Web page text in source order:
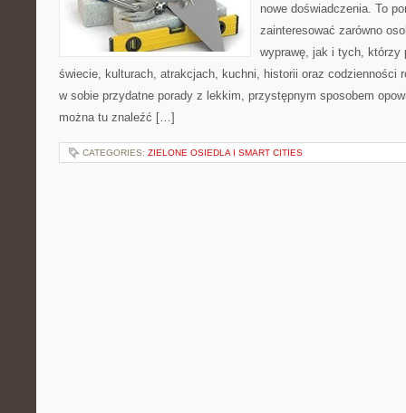
nowe doświadczenia. To
zainteresować zarówno
wyprawę, jak i tych, którzy
świecie, kulturach, atrakcjach, kuchni, historii oraz codzienności
w sobie przydatne porady z lekkim, przystępnym sposobem
można tu znaleźć […]
CATEGORIES: ZIELONE OSIEDLA I SMART CITIES